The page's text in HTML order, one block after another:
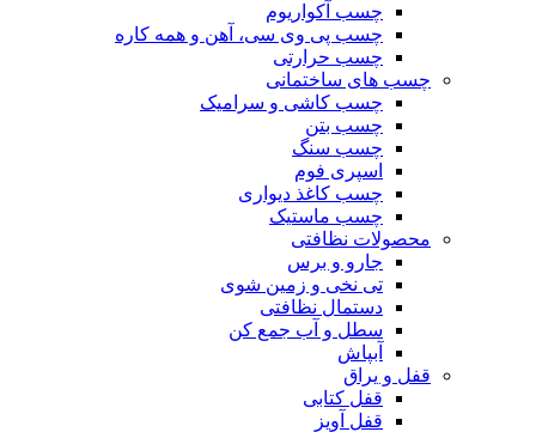
چسب آکواریوم
چسب پی وی سی، آهن و همه کاره
چسب حرارتی
چسب های ساختمانی
چسب کاشی و سرامیک
چسب بتن
چسب سنگ
اسپری فوم
چسب کاغذ دیواری
چسب ماستیک
محصولات نظافتی
جارو و برس
تی نخی و زمین شوی
دستمال نظافتی
سطل و آب جمع کن
آبپاش
قفل و یراق
قفل کتابی
قفل آویز